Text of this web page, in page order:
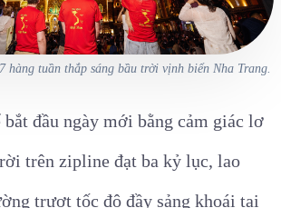
hàng tuần thắp sáng bầu trời vịnh biển Nha Trang.
bắt đầu ngày mới bằng cảm giác lơ
trên zipline đạt ba kỷ lục, lao
trượt tốc độ đầy sảng khoái tại